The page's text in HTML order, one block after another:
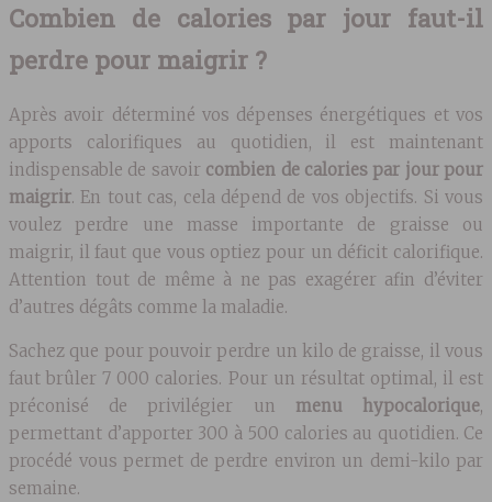
Combien de calories par jour faut-il
perdre pour maigrir ?
Après avoir déterminé vos dépenses énergétiques et vos
apports calorifiques au quotidien, il est maintenant
indispensable de savoir combien de calories par jour pour
maigrir. En tout cas, cela dépend de vos objectifs. Si vous
voulez perdre une masse importante de graisse ou
maigrir, il faut que vous optiez pour un déficit calorifique.
Attention tout de même à ne pas exagérer afin d’éviter
d’autres dégâts comme la maladie.
Sachez que pour pouvoir perdre un kilo de graisse, il vous
faut brûler 7 000 calories. Pour un résultat optimal, il est
préconisé de privilégier un menu hypocalorique,
permettant d’apporter 300 à 500 calories au quotidien. Ce
procédé vous permet de perdre environ un demi-kilo par
semaine.